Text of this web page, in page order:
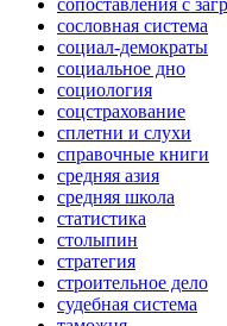
сопоставления с
сословная система
социал-демократы
социальное дно
социология
соцстрахование
сплетни и слухи
справочные книги
средняя азия
средняя школа
статистика
столыпин
стратегия
строительное дело
судебная система